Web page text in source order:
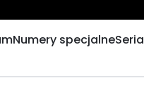
Numery specjalne